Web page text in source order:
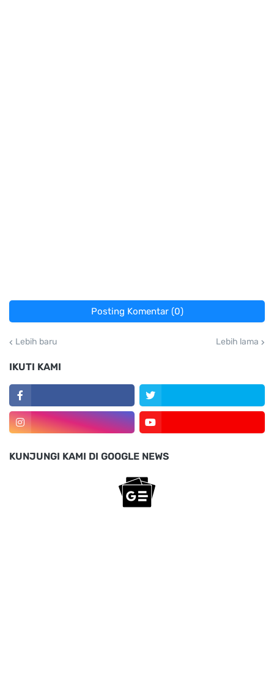
Posting Komentar (0)
Lebih baru Lebih lama
IKUTI KAMI
KUNJUNGI KAMI DI GOOGLE NEWS